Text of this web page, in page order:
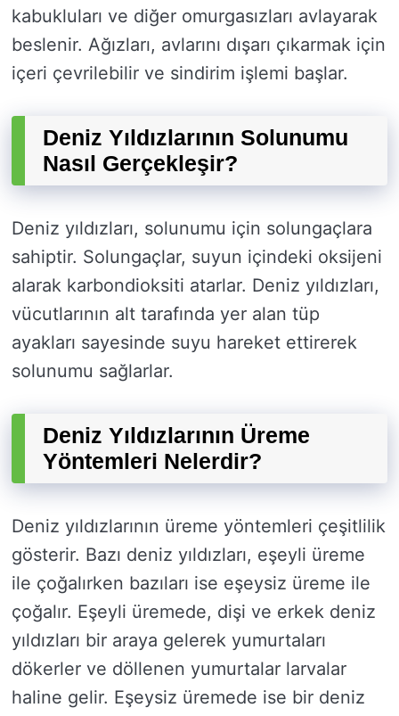
kabukluları ve diğer omurgasızları avlayarak
beslenir. Ağızları, avlarını dışarı çıkarmak için
içeri çevrilebilir ve sindirim işlemi başlar.
Deniz Yıldızlarının Solunumu
Nasıl Gerçekleşir?
Deniz yıldızları, solunumu için solungaçlara
sahiptir. Solungaçlar, suyun içindeki oksijeni
alarak karbondioksiti atarlar. Deniz yıldızları,
vücutlarının alt tarafında yer alan tüp
ayakları sayesinde suyu hareket ettirerek
solunumu sağlarlar.
Deniz Yıldızlarının Üreme
Yöntemleri Nelerdir?
Deniz yıldızlarının üreme yöntemleri çeşitlilik
gösterir. Bazı deniz yıldızları, eşeyli üreme
ile çoğalırken bazıları ise eşeysiz üreme ile
çoğalır. Eşeyli üremede, dişi ve erkek deniz
yıldızları bir araya gelerek yumurtaları
dökerler ve döllenen yumurtalar larvalar
haline gelir. Eşeysiz üremede ise bir deniz